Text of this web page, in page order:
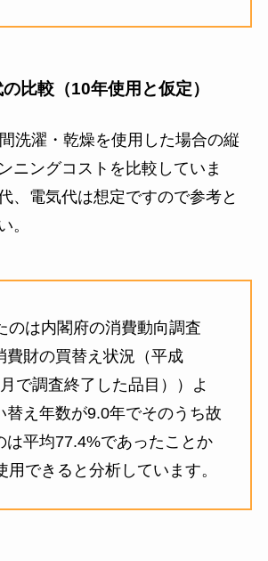
比較（10年使用と仮定）
洗濯・乾燥を使用した場合の縦
ニングコストを比較していま
、電気代は想定ですので参考と
。
のは内閣府の消費動向調査
費財の買替え状況（平成
で調査終了した品目））よ
替え年数が9.0年でそのうち故
は平均77.4%であったことか
用できると分析しています。